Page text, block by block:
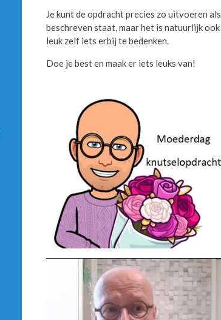
Je kunt de opdracht precies zo uitvoeren als
beschreven staat, maar het is natuurlijk ook
leuk zelf iets erbij te bedenken.
Doe je best en maak er iets leuks van!